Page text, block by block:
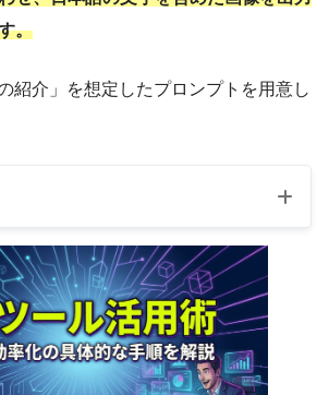
。
紹介」を想定したプロンプトを用意し